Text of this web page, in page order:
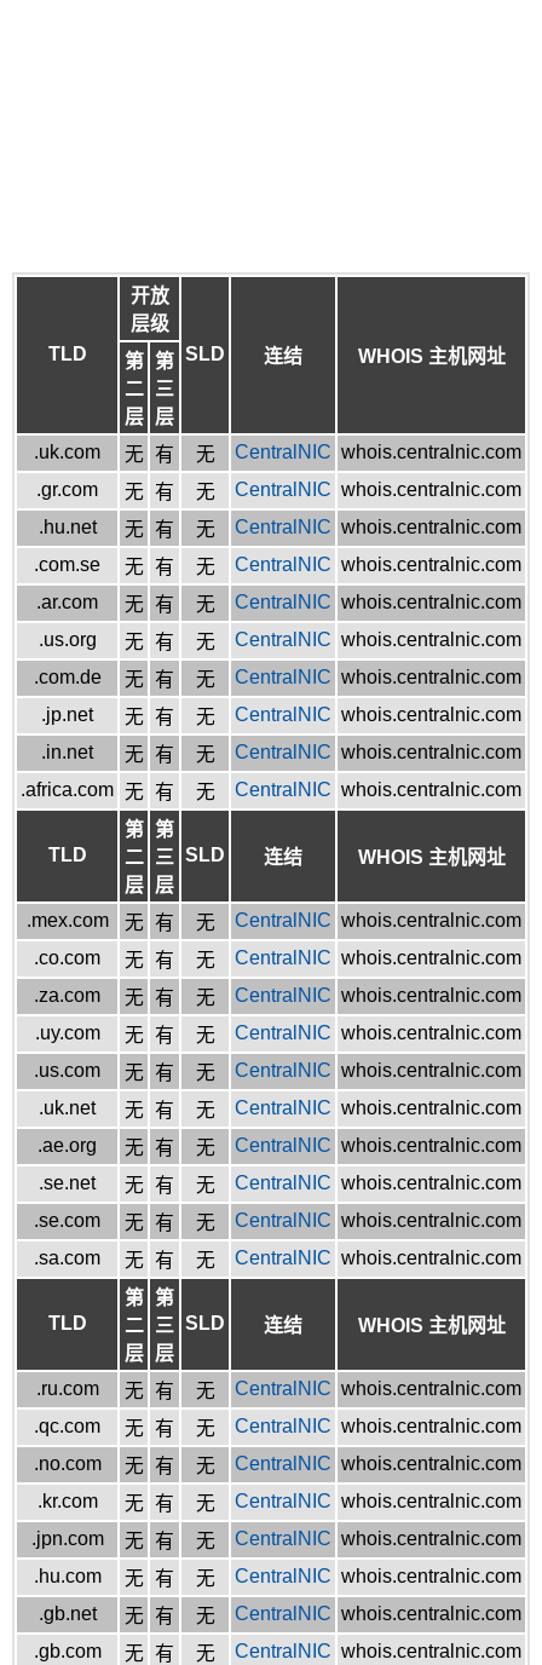
TLD
开放
层级
SLD
连结 WHOIS 主机网址
第
二
层
第
三
层
.uk.com
无 有 无 CentralNIC whois.centralnic.com
.gr.com
无 有 无 CentralNIC whois.centralnic.com
.hu.net
无 有 无 CentralNIC whois.centralnic.com
.com.se
无 有 无 CentralNIC whois.centralnic.com
.ar.com
无 有 无 CentralNIC whois.centralnic.com
.us.org
无 有 无 CentralNIC whois.centralnic.com
.com.de
无 有 无 CentralNIC whois.centralnic.com
.jp.net
无 有 无 CentralNIC whois.centralnic.com
.in.net
无 有 无 CentralNIC whois.centralnic.com
.africa.com 无 有 无 CentralNIC whois.centralnic.com
TLD
第
二
层
第
三
层
SLD 连结 WHOIS 主机网址
.mex.com 无 有 无 CentralNIC whois.centralnic.com
.co.com
无 有 无 CentralNIC whois.centralnic.com
.za.com
无 有 无 CentralNIC whois.centralnic.com
.uy.com
无 有 无 CentralNIC whois.centralnic.com
.us.com
无 有 无 CentralNIC whois.centralnic.com
.uk.net
无 有 无 CentralNIC whois.centralnic.com
.ae.org
无 有 无 CentralNIC whois.centralnic.com
.se.net
无 有 无 CentralNIC whois.centralnic.com
.se.com
无 有 无 CentralNIC whois.centralnic.com
.sa.com
无 有 无 CentralNIC whois.centralnic.com
TLD
第
二
层
第
三
层
SLD 连结 WHOIS 主机网址
.ru.com 无 有 无 CentralNIC whois.centralnic.com
.qc.com
无 有 无 CentralNIC whois.centralnic.com
.no.com
无 有 无 CentralNIC whois.centralnic.com
.kr.com
无 有 无 CentralNIC whois.centralnic.com
.jpn.com
无 有 无 CentralNIC whois.centralnic.com
.hu.com
无 有 无 CentralNIC whois.centralnic.com
.gb.net
无 有 无 CentralNIC whois.centralnic.com
.gb.com
无 有 无 CentralNIC whois.centralnic.com